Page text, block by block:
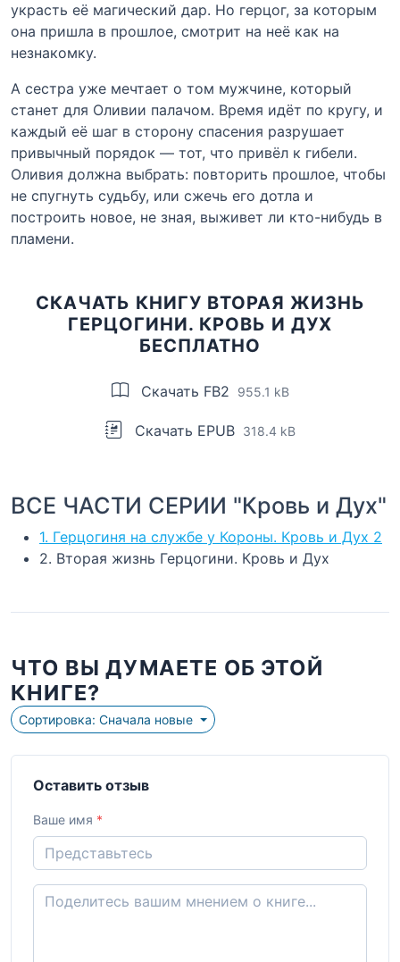
украсть её магический дар. Но герцог, за которым
она пришла в прошлое, смотрит на неё как на
незнакомку.
А сестра уже мечтает о том мужчине, который
станет для Оливии палачом. Время идёт по кругу, и
каждый её шаг в сторону спасения разрушает
привычный порядок — тот, что привёл к гибели.
Оливия должна выбрать: повторить прошлое, чтобы
не спугнуть судьбу, или сжечь его дотла и
построить новое, не зная, выживет ли кто-нибудь в
пламени.
СКАЧАТЬ КНИГУ ВТОРАЯ ЖИЗНЬ
ГЕРЦОГИНИ. КРОВЬ И ДУХ
БЕСПЛАТНО
Скачать FB2 955.1 kB
Скачать EPUB 318.4 kB
ВСЕ ЧАСТИ СЕРИИ "Кровь и Дух"
1. Герцогиня на службе у Короны. Кровь и Дух 2
2. Вторая жизнь Герцогини. Кровь и Дух
ЧТО ВЫ ДУМАЕТЕ ОБ ЭТОЙ
КНИГЕ?
Сортировка: Сначала новые
Оставить отзыв
Ваше имя *